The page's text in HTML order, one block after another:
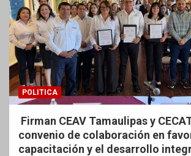
POLITICA
Firman CEAV Tamaulipas y
convenio de colaboración en
capacitación y el desarrollo